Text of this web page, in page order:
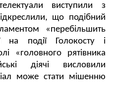
виступили з
що подібний
«перебільшить
на події Голокосту і
«головного рятівника
діячі висловили
може стати мішенню